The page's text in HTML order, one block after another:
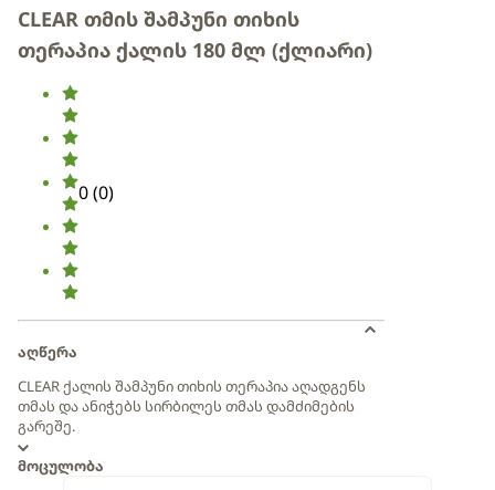
CLEAR თმის შამპუნი თიხის
თერაპია ქალის 180 მლ (ქლიარი)
0(0)
აღწერა
CLEAR ქალის შამპუნი თიხის თერაპია აღადგენს
თმას და ანიჭებს სირბილეს თმას დამძიმების
გარეშე.
მოცულობა